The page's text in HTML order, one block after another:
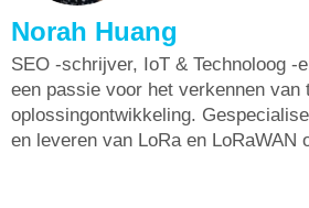
Norah Huang
SEO -schrijver, IoT & Technoloog -
een passie voor het verkennen van
oplossingontwikkeling.
en leveren van LoRa en LoRaWAN